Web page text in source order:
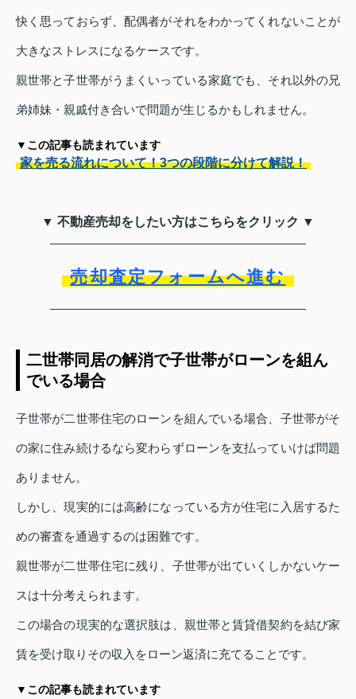
快く思っておらず、配偶者がそれをわかってくれないことが
大きなストレスになるケースです。
親世帯と子世帯がうまくいっている家庭でも、それ以外の兄
弟姉妹・親戚付き合いで問題が生じるかもしれません。
▼この記事も読まれています
家を売る流れについて！3つの段階に分けて解説！
▼ 不動産売却をしたい方はこちらをクリック ▼
売却査定フォームへ進む
二世帯同居の解消で子世帯がローンを組ん
でいる場合
子世帯が二世帯住宅のローンを組んでいる場合、子世帯がそ
の家に住み続けるなら変わらずローンを支払っていけば問題
ありません。
しかし、現実的には高齢になっている方が住宅に入居するた
めの審査を通過するのは困難です。
親世帯が二世帯住宅に残り、子世帯が出ていくしかないケー
スは十分考えられます。
この場合の現実的な選択肢は、親世帯と賃貸借契約を結び家
賃を受け取りその収入をローン返済に充てることです。
▼この記事も読まれています